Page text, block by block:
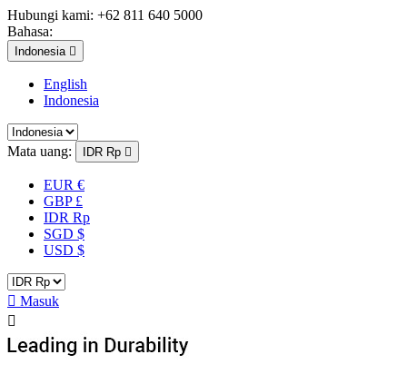
Hubungi kami: +62 811 640 5000
Bahasa:
Indonesia 
English
Indonesia
Mata uang: IDR Rp 
EUR €
GBP £
IDR Rp
SGD $
USD $
 Masuk
